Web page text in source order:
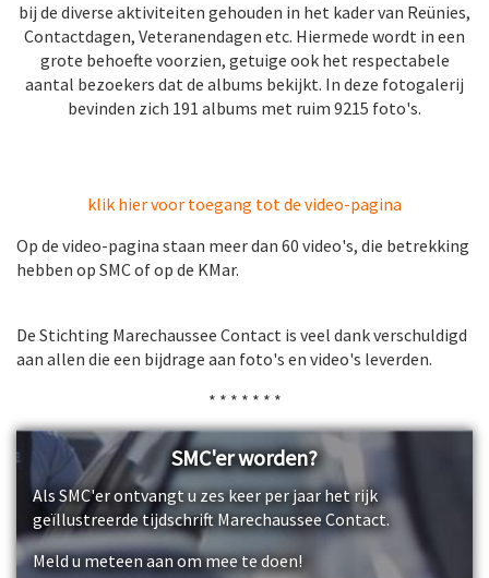
bij de diverse aktiviteiten gehouden in het kader van Reünies,
Contactdagen, Veteranendagen etc. Hiermede wordt in een
grote behoefte voorzien, getuige ook het respectabele
aantal bezoekers dat de albums bekijkt. In deze fotogalerij
bevinden zich 191 albums met ruim 9215 foto's.
klik hier voor toegang tot de video-pagina
Op de video-pagina staan meer dan 60 video's, die betrekking
hebben op SMC of op de KMar.
De Stichting Marechaussee Contact is veel dank verschuldigd
aan allen die een bijdrage aan foto's en video's leverden.
* * * * * * *
SMC'er worden?
Als SMC'er ontvangt u zes keer per jaar het rijk
geïllustreerde tijdschrift Marechaussee Contact.
Meld u meteen aan om mee te doen!